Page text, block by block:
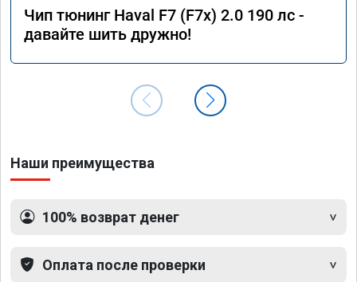
Чип тюнинг Haval F7 (F7x) 2.0 190 лс -
давайте шить дружно!
Наши преимущества
100% возврат денег
Оплата после проверки